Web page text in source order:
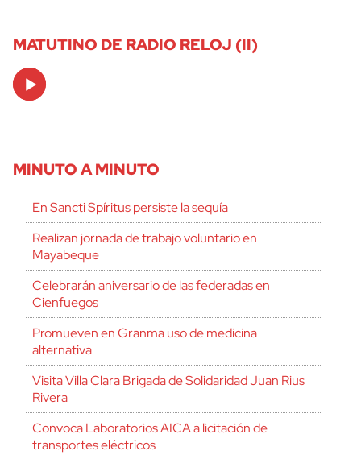
MATUTINO DE RADIO RELOJ (II)
Audio
Player
MINUTO A MINUTO
En Sancti Spíritus persiste la sequía
Realizan jornada de trabajo voluntario en
Mayabeque
Celebrarán aniversario de las federadas en
Cienfuegos
Promueven en Granma uso de medicina
alternativa
Visita Villa Clara Brigada de Solidaridad Juan Rius
Rivera
Convoca Laboratorios AICA a licitación de
transportes eléctricos